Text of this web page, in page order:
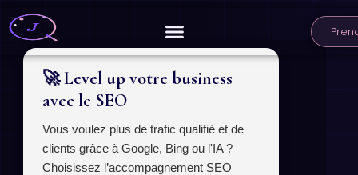
au
contenu
🚀 Level up votre business
avec le SEO
Vous voulez plus de trafic qualifié et de
clients grâce à Google, Bing ou l'IA ?
Choisissez l’accompagnement SEO